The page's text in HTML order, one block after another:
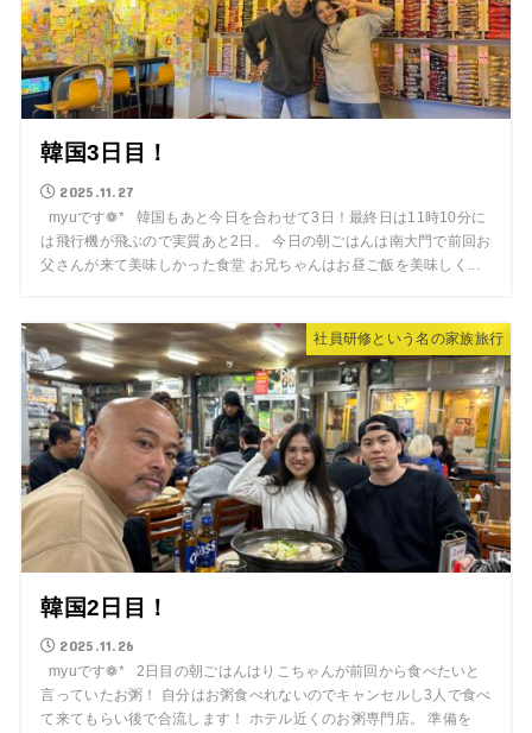
韓国3日目！
2025.11.27
myuです❁* 韓国もあと今日を合わせて3日！最終日は11時10分に
は飛行機が飛ぶので実質あと2日。 今日の朝ごはんは南大門で前回お
父さんが来て美味しかった食堂 お兄ちゃんはお昼ご飯を美味しく...
社員研修という名の家族旅行
韓国2日目！
2025.11.26
myuです❁* 2日目の朝ごはんはりこちゃんが前回から食べたいと
言っていたお粥！ 自分はお粥食べれないのでキャンセルし3人で食べ
て来てもらい後で合流します！ ホテル近くのお粥専門店。 準備を